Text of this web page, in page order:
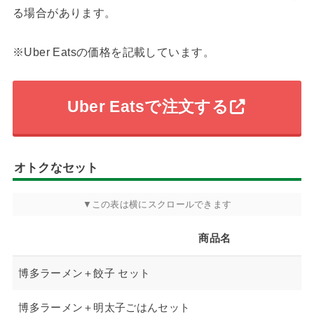
る場合があります。
※Uber Eatsの価格を記載しています。
Uber Eatsで注文する
オトクなセット
商品名
博多ラーメン＋餃子 セット
博多ラーメン＋明太子ごはんセット